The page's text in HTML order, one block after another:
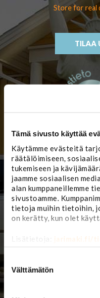
Tämä sivusto käyttää
Käytämme evästeitä
räätälöimiseen,
tukemiseen ja
jaamme sosiaalisen
alan kumppaneillemme
sivustoamme.
tietoja muihin tietoihin,
on kerätty, kun olet
Lisätietoja: jarimaki.fi/
valinta
Välttämätön
Store for real
TILAA
Jari Mäki Oy
Lännentie 5
61330 Koskenkorva
Myymälä
ma-pe 8-17